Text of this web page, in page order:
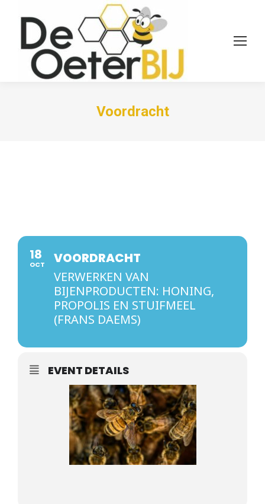
Voordracht
18
OCT VOORDRACHT
VERWERKEN VAN
BIJENPRODUCTEN: HONING,
PROPOLIS EN STUIFMEEL
(FRANS DAEMS)
EVENT DETAILS